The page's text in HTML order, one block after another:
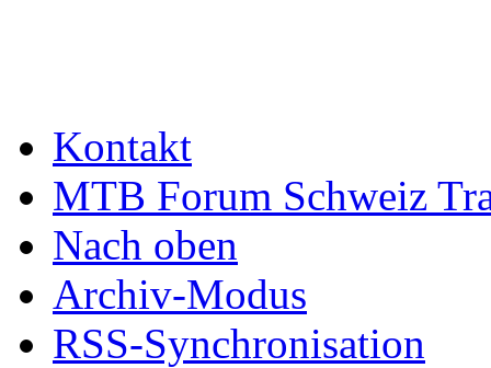
Kontakt
MTB Forum Schweiz
Nach oben
Archiv-Modus
RSS-Synchronisation